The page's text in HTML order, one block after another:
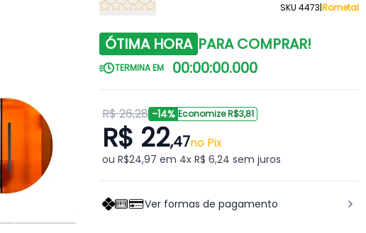
SKU 4473|Rometal
ÓTIMA HORA PARA COMPRAR!
TERMINA EM 00:00:00.000
R$ 26,28 -14% Economize R$3,81
R$ 22,47no Pix
ou R$24,97 em 4x R$ 6,24 sem juros
Ver formas de pagamento